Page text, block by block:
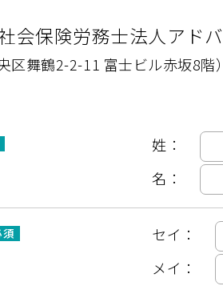
社会保険労務⼠法⼈アド
央区舞鶴2-2-11 富⼠ビル⾚坂8
姓：
名：
セイ：
メイ：